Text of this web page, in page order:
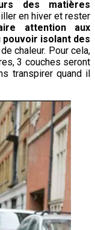
des matières
en hiver et rester
attention aux
isolant des
chaleur. Pour cela,
3 couches seront
transpirer quand il